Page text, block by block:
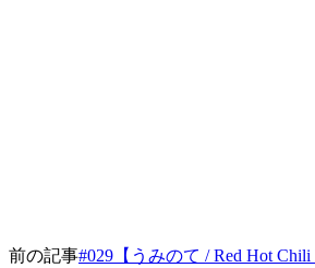
前の記事#029【うみのて / Red Hot Chili